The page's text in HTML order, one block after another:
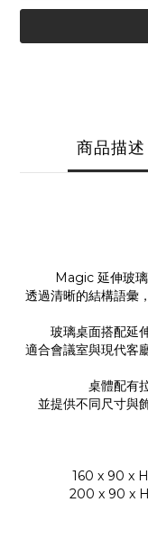
商品描述
Magic 延伸玻
透過清晰的結構語彙
玻璃桌面搭配延
適合會議室與現代客
桌體配有
並提供不同尺寸與
160 x 90 x
200 x 90 x